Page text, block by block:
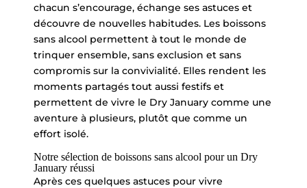
chacun s’encourage, échange ses astuces et
découvre de nouvelles habitudes. Les boissons
sans alcool permettent à tout le monde de
trinquer ensemble, sans exclusion et sans
compromis sur la convivialité. Elles rendent les
moments partagés tout aussi festifs et
permettent de vivre le Dry January comme une
aventure à plusieurs, plutôt que comme un
effort isolé.
Notre sélection de boissons sans alcool pour un Dry
January réussi
Après ces quelques astuces pour vivre